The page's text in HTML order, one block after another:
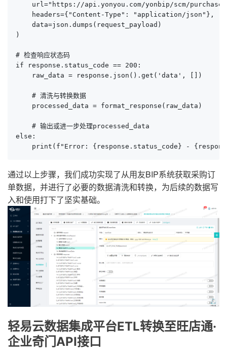
url="https://api.yonyou.com/yonbip/scm/
    headers={"Content-Type": "application/json"},
    data=json.dumps(request_payload)
)
# 检查响应状态码
if response.status_code == 200:
    raw_data = response.json().get('data', [])
    # 清洗与转换数据
    processed_data = format_response(raw_data)
    # 输出或进一步处理processed_data
else:
print(f"Error: {response.status_code} -
通过以上步骤，我们成功实现了从用友BIP系统获取采购订
单数据，并进行了必要的数据清洗和转换，为后续的数据写
入和使用打下了坚实基础。
轻易云数据集成平台ETL转换至旺店通·
企业奇门API接口